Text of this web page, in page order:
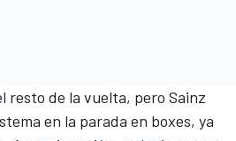
resto de la vuelta, pero Sainz
en la parada en boxes, ya